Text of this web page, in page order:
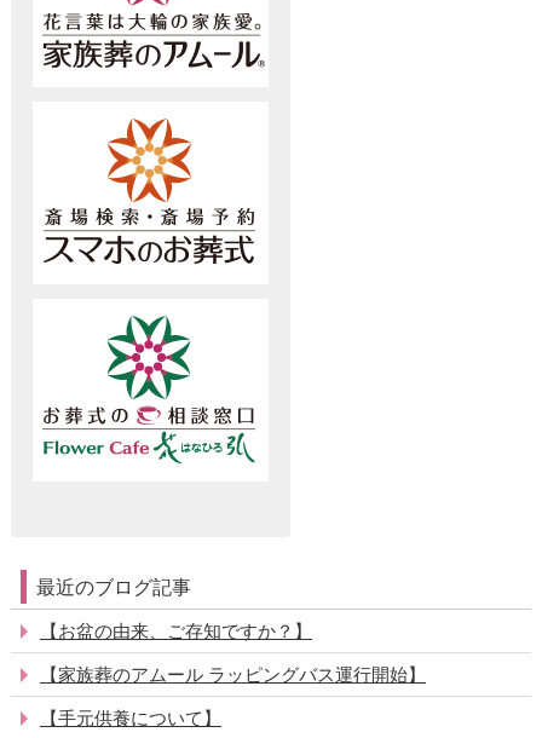
最近のブログ記事
【お盆の由来、ご存知ですか？】
【家族葬のアムール ラッピングバス運行開始】
【手元供養について】